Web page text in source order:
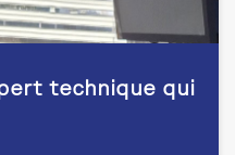
technique qui